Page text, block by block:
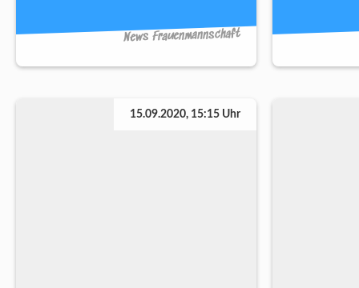
News Frauenmannschaft
15.09.2020, 15:15 Uhr